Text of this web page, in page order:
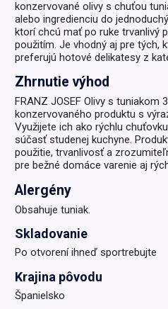
konzervované olivy s chuťou
alebo ingredienciu do
ktorí chcú mať po ruke trvanlivý
použitím. Je vhodný aj pre tých,
preferujú hotové delikatesy z
Zhrnutie výhod
FRANZ JOSEF Olivy s tuniakom
konzervovaného produktu s
Využijete ich ako rýchlu
súčasť studenej kuchyne.
použitie, trvanlivosť a
pre bežné domáce varenie aj
Alergény
Obsahuje tuniak.
Skladovanie
Po otvorení ihneď sportrebujte
Krajina pôvodu
Španielsko